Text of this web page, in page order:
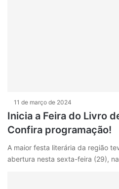
11 de março de 2024
Inicia a Feira do Livro
Confira programação!
A maior festa literária da região
abertura nesta sexta-feira (29),